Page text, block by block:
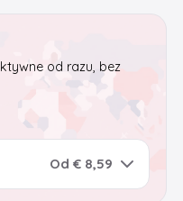
od razu, bez
Od € 8,59